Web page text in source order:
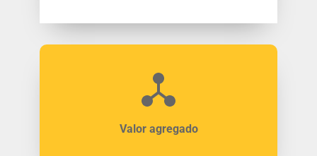
Valor agregado